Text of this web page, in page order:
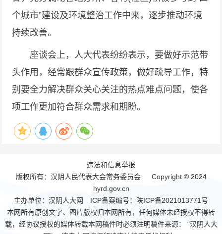
个城市”建设及环境整治工作中来，逐步推动环境
持续改善。
座谈会上，人大代表纷纷表示，要做好示范带
头作用，经常跟群众宣传政策，做好疏导工作，特
别要全力解决群众关心关注的热点难点问题，使各
项工作更加符合群众需求和期盼。
违法和信息举报
版权所有：汉阴人民代表大会常务委员会 Copyright © 2024
hyrd.gov.cn
主办单位：汉阴人大网 ICP备案编号：
陕ICP备2021013771号
本网所有原创文字、图片版权归本网所有，任何媒体未经授权不得转
载，经协议授权的媒体转载本网稿件时必须注明稿件来源： "汉阴人大